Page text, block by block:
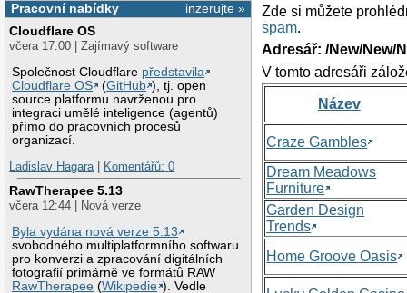
inzerujte »
Pracovní nabídky
Cloudflare OS
včera 17:00 | Zajímavý software
Společnost Cloudflare představila
Cloudflare OS
(GitHub ), tj. open
source platformu navrženou pro
integraci umělé inteligence (agentů)
přímo do pracovních procesů
organizací.
Ladislav Hagara| Komentářů: 0
RawTherapee 5.13
včera 12:44 | Nová verze
Byla vydána nová verze 5.13
svobodného multiplatformního softwaru
pro konverzi a zpracování digitálních
fotografií primárně ve formátů RAW
RawTherapee (Wikipedie ). Vedle
Zde si můžete
spam.
Adresář: /New/New/
V tomto adresáři
Název
Craze Gambles
Dream Meadows
Furniture
Garden Design
Trends
Home Groove Oasis